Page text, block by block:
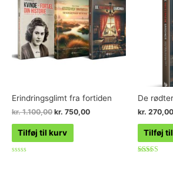
Erindringsglimt fra fortiden
kr.1.100,00 kr. 750,00
Tilføj til kurv
De
kr. 270,00
Tilføj